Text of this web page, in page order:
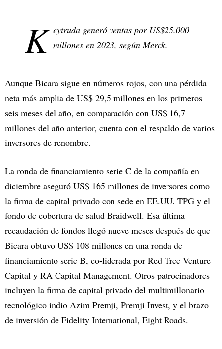
K eytruda generó ventas por US$25.000
millones en 2023, según Merck.
Aunque Bicara sigue en números rojos, con una pérdida
neta más amplia de US$ 29,5 millones en los primeros
seis meses del año, en comparación con US$ 16,7
millones del año anterior, cuenta con el respaldo de varios
inversores de renombre.
La ronda de financiamiento serie C de la compañía en
diciembre aseguró US$ 165 millones de inversores como
la firma de capital privado con sede en EE.UU. TPG y el
fondo de cobertura de salud Braidwell. Esa última
recaudación de fondos llegó nueve meses después de que
Bicara obtuvo US$ 108 millones en una ronda de
financiamiento serie B, co-liderada por Red Tree Venture
Capital y RA Capital Management. Otros patrocinadores
incluyen la firma de capital privado del multimillonario
tecnológico indio Azim Premji, Premji Invest, y el brazo
de inversión de Fidelity International, Eight Roads.